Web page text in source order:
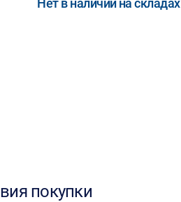
Нет в наличии на складах
покупки